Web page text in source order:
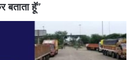
बताता हूॅ”